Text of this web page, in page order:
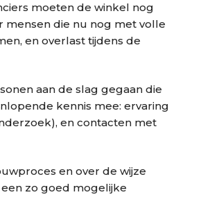
moeten de winkel nog
die nu nog met volle
en overlast tijdens de
aan de slag gegaan die
kennis mee: ervaring
en contacten met
en over de wijze
zo goed mogelijke